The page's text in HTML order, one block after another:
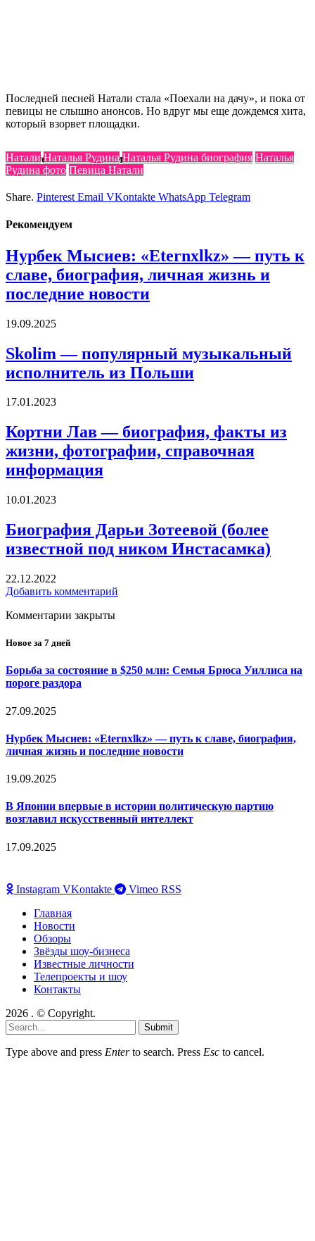
Последней песней Натали стала «Поехали на дачу», и пока от
певицы не слышно анонсов. Но вдруг мы еще дождемся хита,
который взорвет площадки.
Узнайте больше по теме :
Натали Наталья Рудина Наталья Рудина биография Наталья
Рудина фото Певица Натали
Share. Pinterest Email VKontakte WhatsApp Telegram
Рекомендуем
Нурбек Мысиев: «Eternxlkz» — путь к
славе, биография, личная жизнь и
последние новости
19.09.2025
Skolim — популярный музыкальный
исполнитель из Польши
17.01.2023
Кортни Лав — биография, факты из
жизни, фотографии, справочная
информация
10.01.2023
Биография Дарьи Зотеевой (более
известной под ником Инстасамка)
22.12.2022
Добавить комментарий
Комментарии закрыты
Новое за 7 дней
Борьба за состояние в $250 млн: Семья Брюса Уиллиса на
пороге раздора
27.09.2025
Нурбек Мысиев: «Eternxlkz» — путь к славе, биография,
личная жизнь и последние новости
19.09.2025
В Японии впервые в истории политическую партию
возглавил искусственный интеллект
17.09.2025
Instagram VKontakte Vimeo RSS
Главная
Новости
Обзоры
Звёзды шоу-бизнеса
Известные личности
Телепроекты и шоу
Контакты
2026 . © Copyright.
Submit
Type above and press Enterto search. Press Esc to cancel.